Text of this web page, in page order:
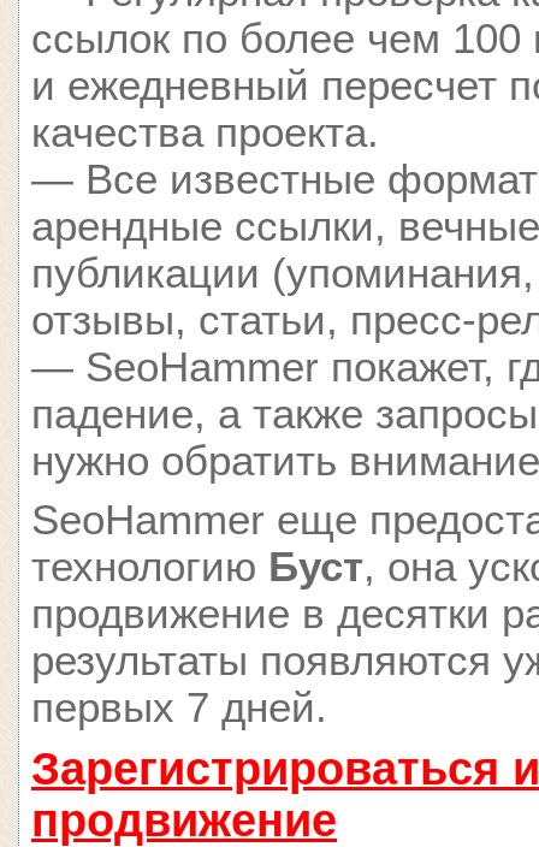
ссылок по более чем 100
и ежедневный пересчет
качества проекта.
— Все известные
арендные ссылки,
публикации
отзывы, статьи, пресс-
— SeoHammer покажет,
падение, а также
нужно обратить
SeoHammer еще
технологию Буст, она
продвижение в десятки
результаты появляются
первых 7 дней.
Зарегистрироваться
продвижение